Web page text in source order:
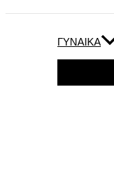
ΓΥΝΑΊΚΑ